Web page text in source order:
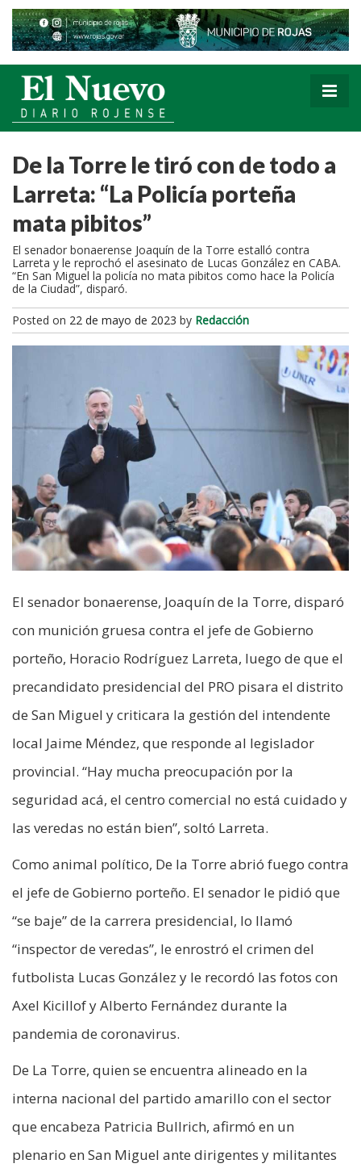
De la Torre le tiró con de todo a
Larreta: “La Policía porteña
mata pibitos”
El senador bonaerense Joaquín de la Torre estalló contra
Larreta y le reprochó el asesinato de Lucas González en CABA.
“En San Miguel la policía no mata pibitos como hace la Policía
de la Ciudad”, disparó.
Posted on 22 de mayo de 2023 by Redacción
El senador bonaerense, Joaquín de la Torre, disparó
con munición gruesa contra el jefe de Gobierno
porteño, Horacio Rodríguez Larreta, luego de que el
precandidato presidencial del PRO pisara el distrito
de San Miguel y criticara la gestión del intendente
local Jaime Méndez, que responde al legislador
provincial. “Hay mucha preocupación por la
seguridad acá, el centro comercial no está cuidado y
las veredas no están bien”, soltó Larreta.
Como animal político, De la Torre abrió fuego contra
el jefe de Gobierno porteño. El senador le pidió que
“se baje” de la carrera presidencial, lo llamó
“inspector de veredas”, le enrostró el crimen del
futbolista Lucas González y le recordó las fotos con
Axel Kicillof y Alberto Fernández durante la
pandemia de coronavirus.
De La Torre, quien se encuentra alineado en la
interna nacional del partido amarillo con el sector
que encabeza Patricia Bullrich, afirmó en un
plenario en San Miguel ante dirigentes y militantes